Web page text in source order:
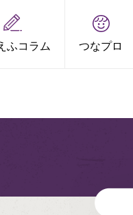
ふコラム つなプロ